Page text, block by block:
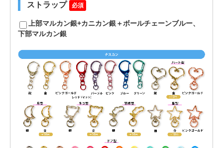
ストラップ 必須
上部マルカン銀+カニカン銀＋ボールチェーンブルー、
下部マルカン銀